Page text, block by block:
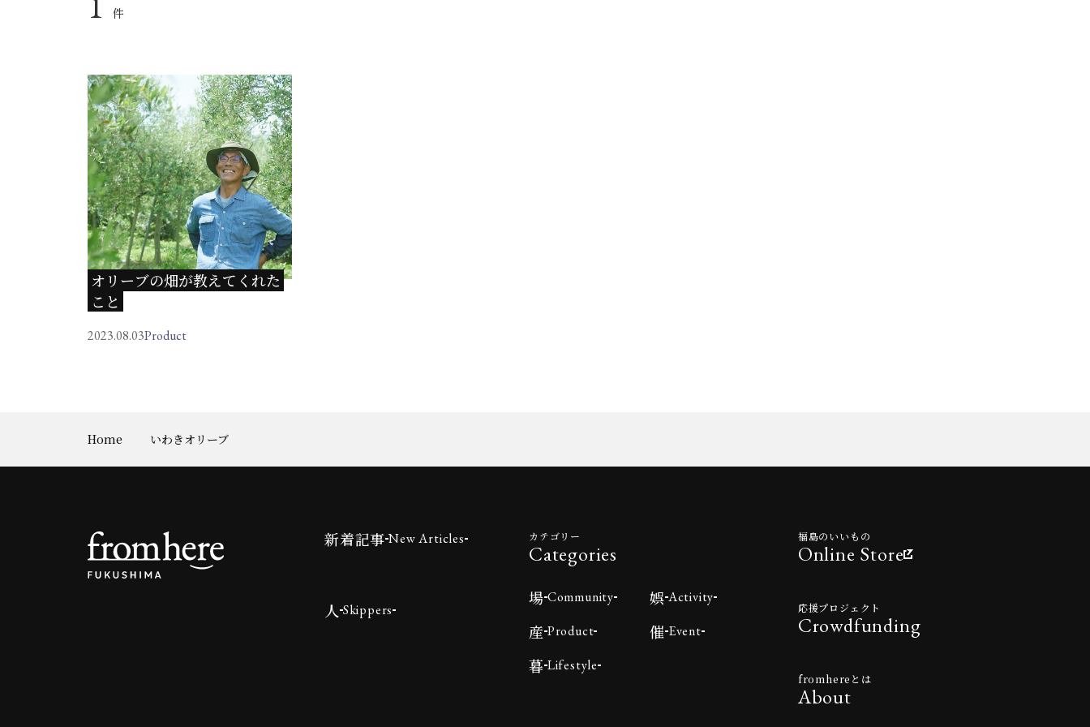
件
オリーブの畑が教えてくれた
こと
2023.08.03Product
Home いわきオリーブ
新着記事New Articles
人 Skippers
カテゴリー
Categories
場 Community 娯 Activity
産 Product 催 Event
暮 Lifestyle
福島のいいもの
Online Store
応援プロジェクト
Crowdfunding
fromhereとは
About